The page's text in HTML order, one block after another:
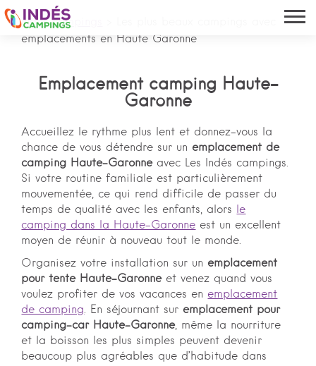
Indés campings
emplacements en Haute Garonne
Emplacement camping Haute-
Garonne
Accueillez le rythme plus lent et donnez-vous la
chance de vous détendre sur un emplacement de
camping Haute-Garonneavec Les Indés campings.
Si votre routine familiale est particulièrement
mouvementée, ce qui rend difficile de passer du
temps de qualité avec les enfants, alors
le
camping dans la Haute-Garonne est un excellent
moyen de réunir à nouveau tout le monde.
Organisez votre installation sur un emplacement
pour tente Haute-Garonneet venez quand vous
voulez profiter de vos vacances en emplacement
de camping. En séjournant sur emplacement pour
camping-car Haute-Garonne, même la nourriture
et la boisson les plus simples peuvent devenir
beaucoup plus agréables que d’habitude dans